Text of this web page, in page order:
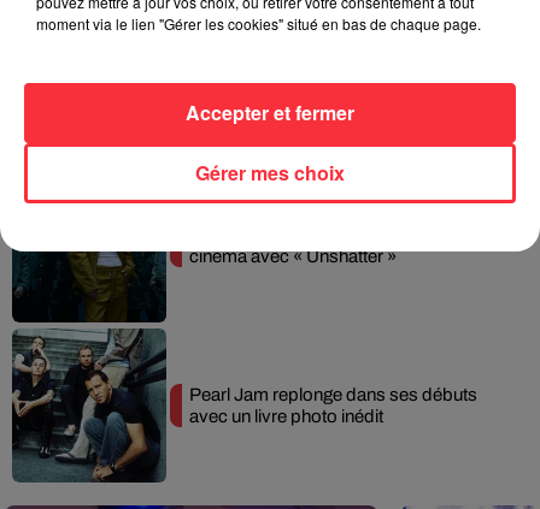
cinéma avec « Unshatter »
Pearl Jam replonge dans ses débuts
avec un livre photo inédit
moment via le lien "Gérer les cookies" situé en bas de chaque page.
Gérer mes choix
Accepter et fermer